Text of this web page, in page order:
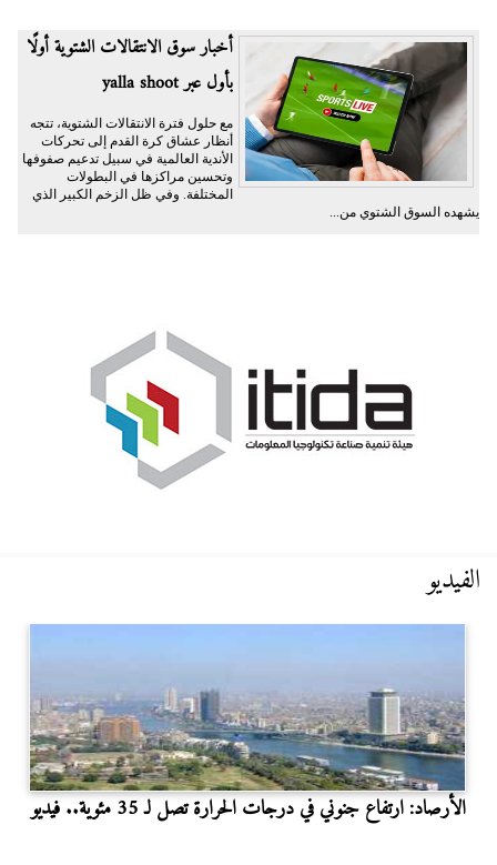
أخبار سوق الانتقالات الشتوية أولًا
بأول عبر yalla shoot
مع حلول فترة الانتقالات الشتوية، تتجه
أنظار عشاق كرة القدم إلى تحركات
الأندية العالمية في سبيل تدعيم صفوفها
وتحسين مراكزها في البطولات
المختلفة. وفي ظل الزخم الكبير الذي
يشهده السوق الشتوي من...
الفيديو
الأرصاد: ارتفاع جنوني في درجات الحرارة تصل لـ 35 مئوية.. فيديو